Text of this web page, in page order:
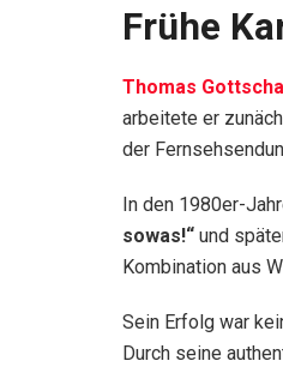
Frühe
Thomas
arbeitete er
der
In den 1980er-
sowas!“ und
Kombination aus
Sein Erfolg war
Durch seine